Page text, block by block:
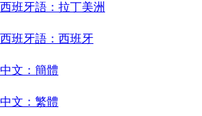
西班牙語：拉丁美洲
西班牙語：西班牙
中文：簡體
中文：繁體